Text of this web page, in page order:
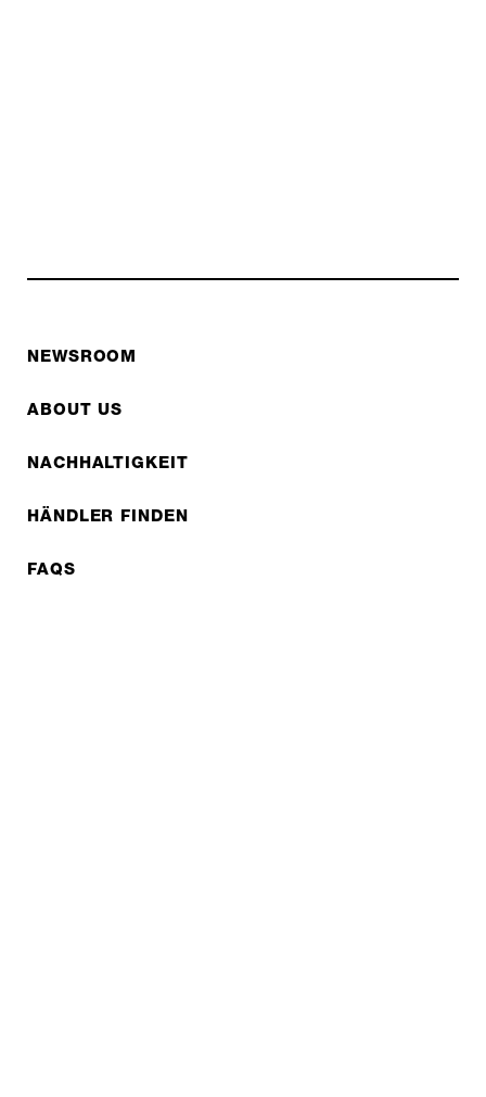
NEWSROOM
ABOUT US
NACHHALTIGKEIT
HÄNDLER FINDEN
FAQS